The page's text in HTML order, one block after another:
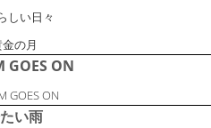
しい日々
の月
GOES ON
GOES ON
い雨